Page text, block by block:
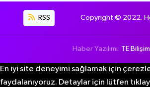
RSS Copyright © 2022.
Haber Yazılımı: TE Bilişim
En iyi site deneyimi sağlamak için
faydalanıyoruz. Detaylar için lütfen